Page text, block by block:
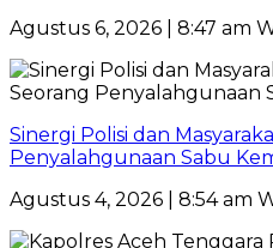
Agustus 6, 2026 | 8:47 am
Sinergi Polisi dan
Penyalahgunaan Sabu
Agustus 4, 2026 | 8:54 am